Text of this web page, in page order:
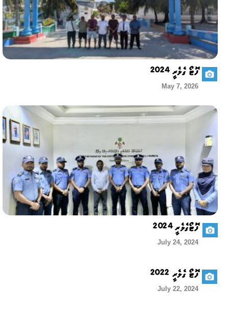
ފޮޓޯ ގެލެރީ 2024
May 7, 2026
ފޮޓޯގެލެރީ 2024
July 24, 2024
ފޮޓޯ ގެލެރީ 2022
July 22, 2024